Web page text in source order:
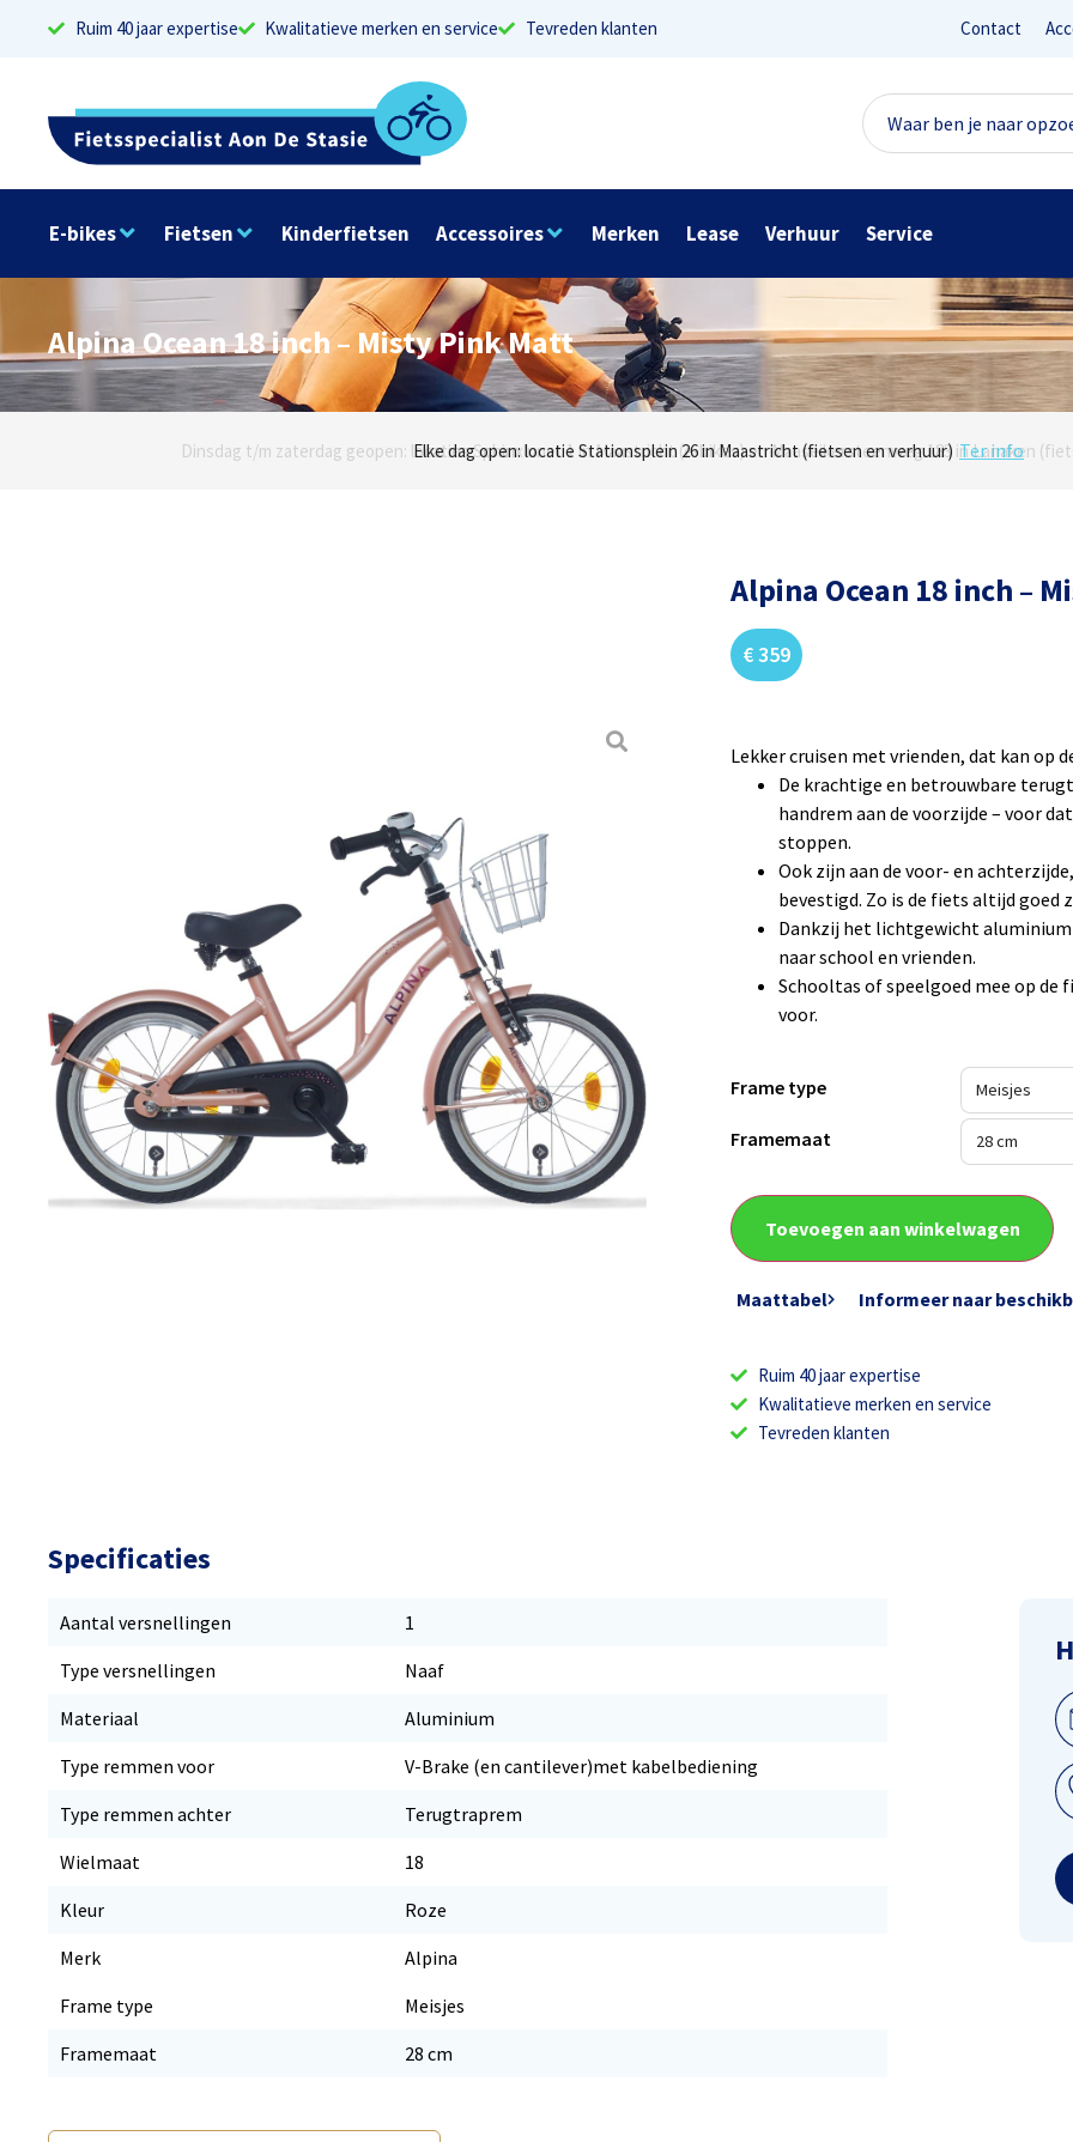
Ruim 40 jaar expertise Kwalitatieve merken en service Tevreden klanten Contact
E-bikes Fietsen Kinderfietsen Accessoires Merken Lease Verhuur Service
Alpina Ocean 18 inch – Misty Pink Matt
Dinsdag t/m zaterdag geopen: locaties Sphinxlunet 1 in Maastricht (e-bikes) en Maaseikersteenweg 183 in Lanaken
Elke dag open: locatie Stationsplein 26 in Maastricht (fietsen en verhuur) Ter info
Onze missie? Tevreden klanten! Lees reviews
Alpina Ocean 18 inch –
€359
Lekker cruisen met vrienden, dat kan op
De krachtige en betrouwbare
handrem aan de voorzijde – voor
stoppen.
Ook zijn aan de voor- en
bevestigd. Zo is de fiets altijd goed
Dankzij het lichtgewicht
naar school en vrienden.
Schooltas of speelgoed mee op de
voor.
Frame type
Framemaat
Toevoegen aan winkelwagen
Maattabel Informeer naar
Ruim 40 jaar expertise
Kwalitatieve merken en service
Tevreden klanten
Specificaties
Aantal versnellingen
1
Type versnellingen
Naaf
Materiaal
Aluminium
Type remmen voor
V-Brake (en cantilever)met kabelbediening
Type remmen achter
Terugtraprem
Wielmaat
18
Kleur
Roze
Merk
Alpina
Frame type
Meisjes
Framemaat
28 cm